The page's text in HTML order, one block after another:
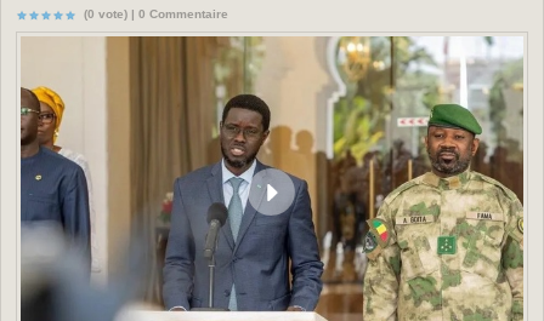
(0 vote) | 0 Commentaire